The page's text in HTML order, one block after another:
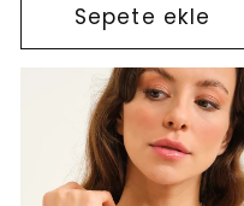
Sepete ekle